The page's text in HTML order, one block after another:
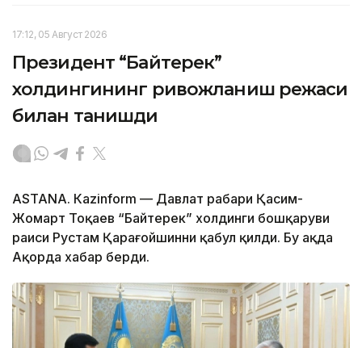
17:12, 05 Август 2026
Президент “Байтерек”
холдингининг ривожланиш режаси
билан танишди
ASTANА. Каzinform — Давлат раҳбари Қасим-
Жомарт Тоқаев “Байтерек” холдинги бошқаруви
раиси Рустам Қарағойшинни қабул қилди. Бу ҳақда
Ақорда хабар берди.